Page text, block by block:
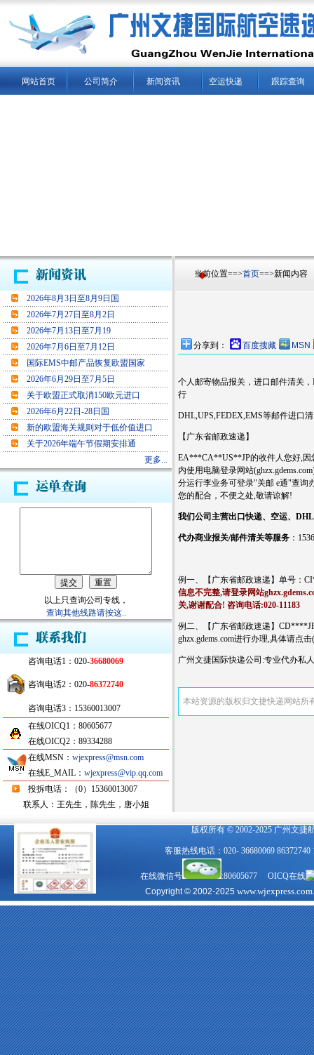
网站首页 公司简介 新闻资讯 空运快递 跟踪查询
2026年8月3日至8月9日国
2026年7月27日至8月2日
2026年7月13日至7月19
2026年7月6日至7月12日
国际EMS中邮产品恢复欧盟国家
2026年6月29日至7月5日
关于欧盟正式取消150欧元进口
2026年6月22日-28日国
新的欧盟海关规则对于低价值进口
关于2026年端午节假期安排通
更多...
以上只查询公司专线，
查询其他线路请按这..
咨询电话1：020-36680069
咨询电话2：020-86372740
咨询电话3：15360013007
在线OICQ1：80605677
在线OICQ2：89334288
在线MSN： wjexpress@msn.com
在线E_MAIL： wjexpress@vip.qq.com
投拆电话：（0）15360013007
联系人：王先生，陈先生，唐小姐
当前位置==>首页==>新闻内容
分享到： 百度搜藏 MSN
个人邮寄物品报关，进口邮件清关
行
DHL,UPS,FEDEX,EMS等邮件进口
【广东省邮政速递】
EA***CA**US**JP的收件人您好,因
内使用电脑登录网站
分运行李业务可登录"关邮 e通"查询
您的配合，不便之处,敬请谅解!
我们公司主营出口快递、空运、
代办商业报关/邮件清关等服务 ：
例一、【广东省邮政速递】单号：
信息不完整,请登录网站
关,谢谢配合! 咨询电话:020-11183
例二、【广东省邮政速递】
ghzx.gdems.com进行办理,具体请点击(
广州文捷国际快递公司:专业代办私
本站资源的版权归文捷快递网站所
版权所有 © 2002-2025 广州文捷
客服热线电话：020- 36680069
在线微信号
:80605677 OICQ在线
Copyright © 2002-2025 www.wjexpress.com